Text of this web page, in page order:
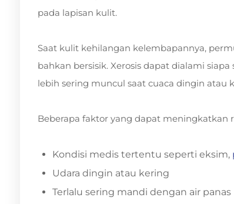
pada lapisan kulit.
Saat kulit kehilangan kelembapannya,
bahkan bersisik. Xerosis dapat dialami
lebih sering muncul saat cuaca dingin atau
Beberapa faktor yang dapat meningkatkan
Kondisi medis tertentu seperti eksim,
Udara dingin atau kering
Terlalu sering mandi dengan air panas